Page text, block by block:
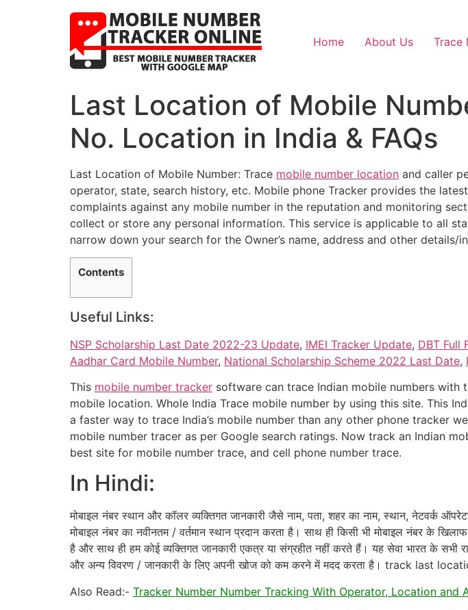
Home About Us Trace
Last Location of Mobile
No. Location in India & FAQs
Last Location of Mobile Number: Trace mobile number location and caller
operator, state, search history, etc. Mobile phone Tracker provides the
complaints against any mobile number in the reputation and monitoring
collect or store any personal information. This service is applicable to all
narrow down your search for the Owner’s name, address and other details/
Contents
Useful Links:
NSP Scholarship Last Date 2022-23 Update, IMEI Tracker Update, DBT Full
Aadhar Card Mobile Number, National Scholarship Scheme 2022 Last Date,
This mobile number tracker software can trace Indian mobile numbers
mobile location. Whole India Trace mobile number by using this site. This
a faster way to trace India’s mobile number than any other phone tracker
mobile number tracer as per Google search ratings. Now track an Indian
best site for mobile number trace, and cell phone number trace.
In Hindi:
मोबाइल नंबर स्थान और कॉलर व्यक्तिगत जानकारी जैसे नाम, पता, शहर का नाम, स्थान, नेटवर्क
मोबाइल नंबर का नवीनतम / वर्तमान स्थान प्रदान करता है। साथ ही किसी भी मोबाइल नंबर के
है और साथ ही हम कोई व्यक्तिगत जानकारी एकत्र या संग्रहीत नहीं करते हैं। यह सेवा भारत के
और अन्य विवरण / जानकारी के लिए अपनी खोज को कम करने में मदद करता है। track last
Also Read:- Tracker Number Number Tracking With Operator, Location and